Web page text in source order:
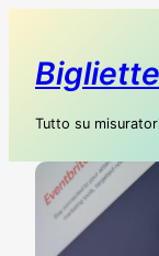
Tutto su